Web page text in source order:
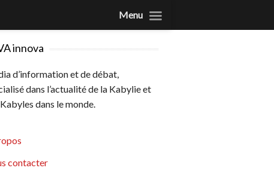
innova
d’information et de débat,
dans l’actualité de la Kabylie et
dans le monde.
contacter
Menu